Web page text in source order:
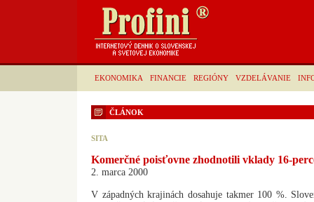
EKONOMIKA FINANCIE REGIÓNY VZDELÁVANIE
ČLÁNOK
SITA
Komerčné poisťovne zhodnotili vklady 16-
2. marca 2000
V západných krajinách dosahuje takmer 100 %.